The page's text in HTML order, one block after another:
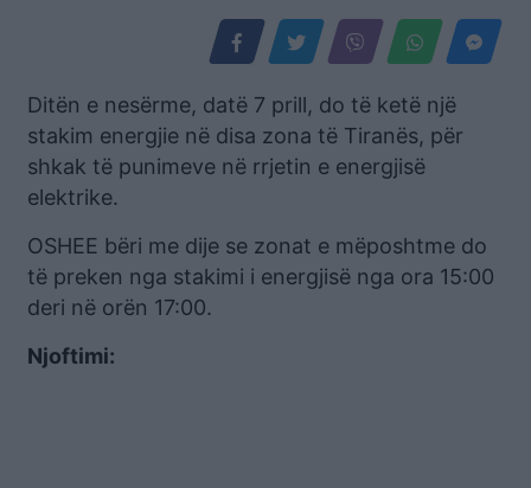
Ditën e nesërme, datë 7 prill, do të ketë një
stakim energjie në disa zona të Tiranës, për
shkak të punimeve në rrjetin e energjisë
elektrike.
OSHEE bëri me dije se zonat e mëposhtme do
të preken nga stakimi i energjisë nga ora 15:00
deri në orën 17:00.
Njoftimi: